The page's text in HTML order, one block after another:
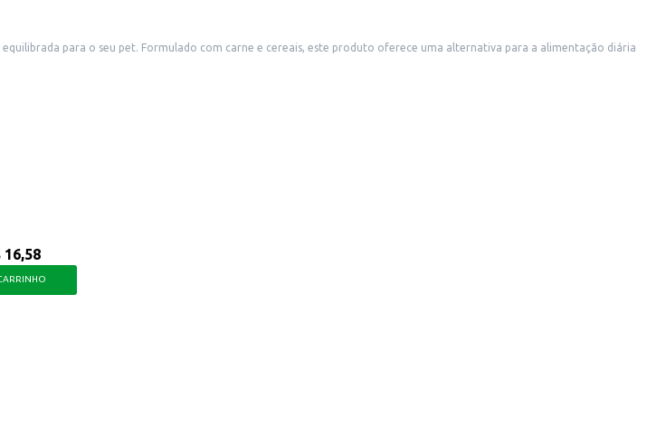
na nutrição do seu cão, contribuindo para uma vida mais ativa e saudável.
16,58